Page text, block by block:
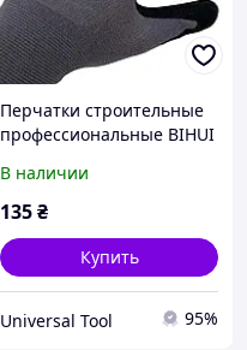
Перчатки строительные
профессиональные BIHUI
В наличии
135₴
Купить
Universal Tool 95%